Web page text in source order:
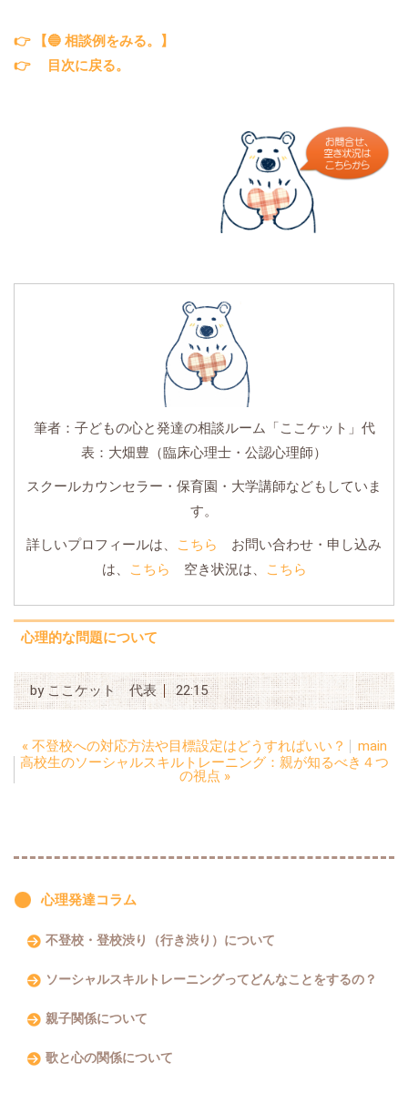
👉 【🔵 相談例をみる。】
👉
目次に戻る。
筆者：子どもの心と発達の相談ルーム「ここケット」代
表：大畑豊（臨床心理士・公認心理師）
スクールカウンセラー・保育園・大学講師などもしていま
す。
詳しいプロフィールは、 こちら
お問い合わせ・申し込み
は、
こちら 空き状況は、 こちら
心理的な問題について
byここケット 代表 22:15
« 不登校への対応方法や目標設定はどうすればいい？
main
高校生のソーシャルスキルトレーニング：親が知るべき４つ
の視点 »
心理発達コラム
不登校・登校渋り（行き渋り）について
ソーシャルスキルトレーニングってどんなことをするの？
親子関係について
歌と心の関係について